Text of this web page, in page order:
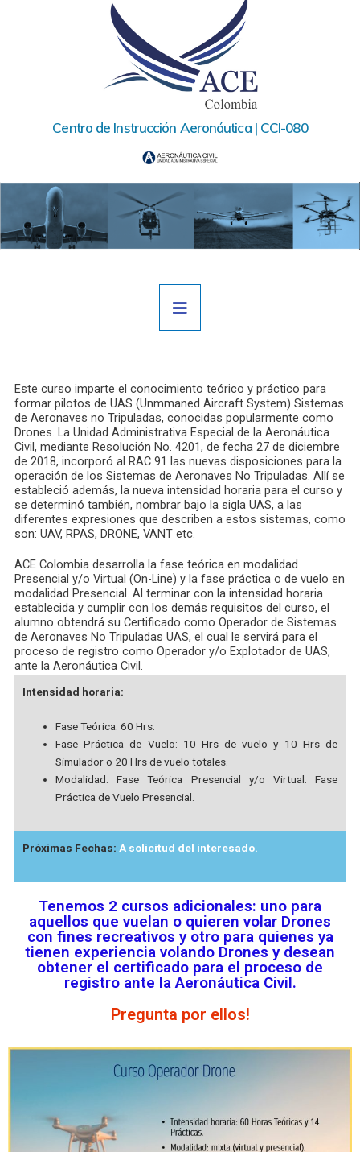
Centro de Instrucción Aeronáutica | CCI-080
Este curso imparte el conocimiento teórico y práctico para
formar pilotos de UAS (Unmmaned Aircraft System) Sistemas
de Aeronaves no Tripuladas, conocidas popularmente como
Drones. La Unidad Administrativa Especial de la Aeronáutica
Civil, mediante Resolución No. 4201, de fecha 27 de diciembre
de 2018, incorporó al RAC 91 las nuevas disposiciones para la
operación de los Sistemas de Aeronaves No Tripuladas. Allí se
estableció además, la nueva intensidad horaria para el curso y
se determinó también, nombrar bajo la sigla UAS, a las
diferentes expresiones que describen a estos sistemas, como
son: UAV, RPAS, DRONE, VANT etc.
ACE Colombia desarrolla la fase teórica en modalidad
Presencial y/o Virtual (On-Line) y la fase práctica o de vuelo en
modalidad Presencial. Al terminar con la intensidad horaria
establecida y cumplir con los demás requisitos del curso, el
alumno obtendrá su Certificado como Operador de Sistemas
de Aeronaves No Tripuladas UAS, el cual le servirá para el
proceso de registro como Operador y/o Explotador de UAS,
ante la Aeronáutica Civil.
Intensidad horaria:
Fase Teórica: 60 Hrs.
Fase Práctica de Vuelo: 10 Hrs de vuelo y 10 Hrs de
Simulador o 20 Hrs de vuelo totales.
Modalidad: Fase Teórica Presencial y/o Virtual. Fase
Práctica de Vuelo Presencial.
Próximas Fechas: A solicitud del interesado.
Tenemos 2 cursos adicionales: uno para
aquellos que vuelan o quieren volar Drones
con fines recreativos y otro para quienes ya
tienen experiencia volando Drones y desean
obtener el certificado para el proceso de
registro ante la Aeronáutica Civil.
Pregunta por ellos!
entradas